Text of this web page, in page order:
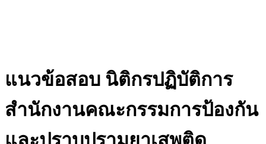
แนวข้อสอบ นิติกรปฏิบัติการ
สำนักงานคณะกรรมการป้องกัน